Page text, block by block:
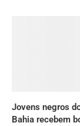
Jovens negros
Bahia recebem